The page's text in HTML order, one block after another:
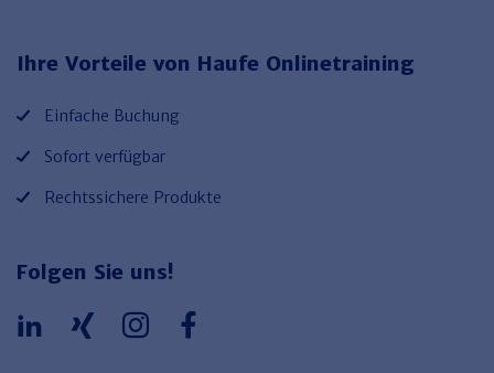
Ihre Vorteile von Haufe Onlinetraining
Einfache Buchung
Sofort verfügbar
Rechtssichere Produkte
Folgen Sie uns!